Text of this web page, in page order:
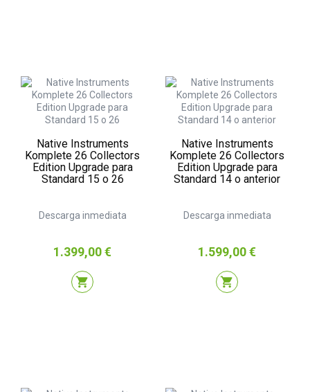
Native Instruments
Komplete 26 Collectors
Edition Upgrade para
Standard 15 o 26
Descarga inmediata
Precio
1.399,00 €
shopping_cart
Native Instruments
Komplete 26 Collectors
Edition Upgrade para
Standard 14 o anterior
Descarga inmediata
Precio
1.599,00 €
shopping_cart